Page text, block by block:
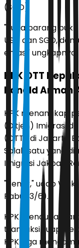
(SGD).
"Juga barang
USD dan SGD,
emas," ungkapnya.
KPK OTT
Ronald Arman
KPK menangkap
(Ditjen) Imigrasi
(OTT) di Jakarta
Salah satu yang
Imigrasi Jakbar,
"Benar," ucap
Rabu (3/6).
KPK menduga,
transaksi suap.
KPK juga